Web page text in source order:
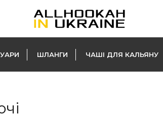
ШЛАНГИ ЧАШІ ДЛЯ КАЛЬЯНУ